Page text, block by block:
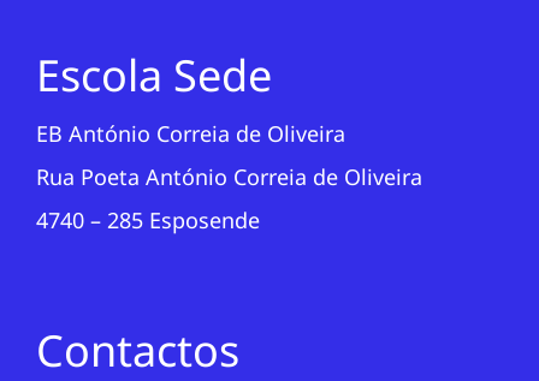
Escola Sede
EB António Correia de Oliveira
Rua Poeta António Correia de Oliveira
4740 – 285 Esposende
Contactos